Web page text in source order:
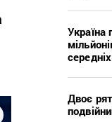
Україна
Двоє